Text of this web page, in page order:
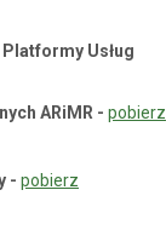
Usług
ARiMR - pobierz
- pobierz